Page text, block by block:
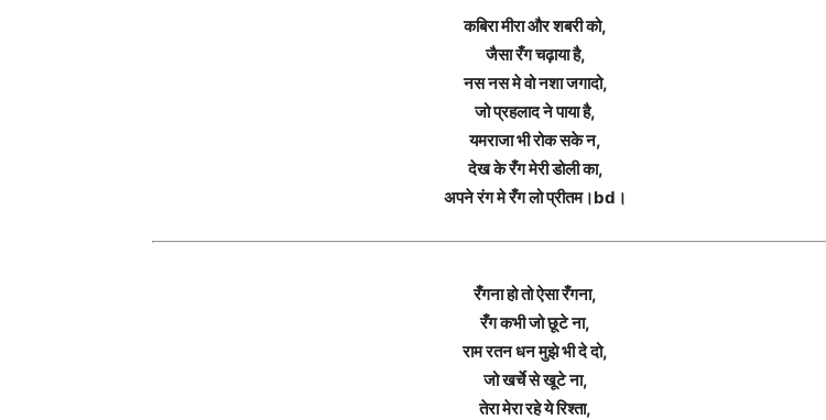
कबिरा मीरा और शबरी को,
जैसा रँग चढ़ाया है,
नस नस मे वो नशा जगादो,
जो प्रहलाद ने पाया है,
यमराजा भी रोक सके न,
देख के रँग मेरी डोली का,
अपने रंग मे रँग लो प्रीतम।bd।
रँगना हो तो ऐसा रँगना,
रँग कभी जो छूटे ना,
राम रतन धन मुझे भी दे दो,
जो खर्चे से खूटे ना,
तेरा मेरा रहे ये रिश्ता,